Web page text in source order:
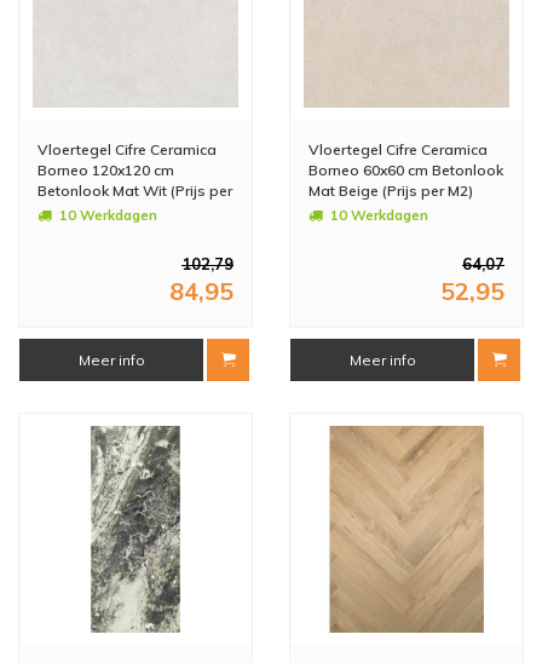
Vloertegel Cifre Ceramica
Borneo 120x120 cm
Betonlook Mat Wit (Prijs per
M2)10 Werkdagen
102,79
84,95
Meer info
Vloertegel Cifre Ceramica
Borneo 60x60 cm Betonlook
Mat Beige (Prijs per M2)
10 Werkdagen
64,07
52,95
Meer info